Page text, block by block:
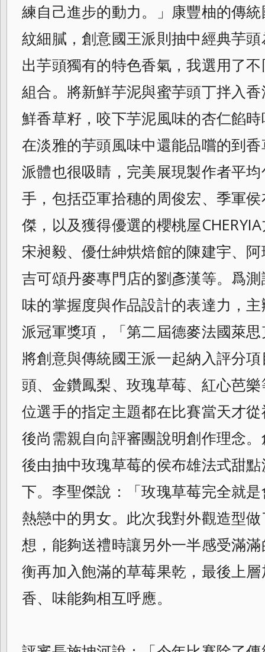
練自己進步的動力。
」康豐柚的傳
紋細膩，創意國王派則抽中經典芋
出芋頭獨有的特色香氣，我選用了
組合。 將新鮮芋泥與蜜芋頭丁拌入
鮮香草籽， 咬下芋泥風味的杏仁餡
在淡雅的芋頭風味中還能品嚐的到
派體也很吸睛，完美展現製作者平
手，包括亞軍拾穗的周俊宏、 季軍
傑， 以及獲得優選的櫻桃屋
宋昶毅、優仕紳烘焙館的陳建宇、
吉可頌丹麥專門店的劉彥漢等。 爲
味的掌握度與作品設計的表達力，
派冠軍獎項，「第二屆德麥法國萊
將創意與傳統國王派一起納入評分
頭、金鑽鳳梨、玫瑰草莓、 紅心芭
位選手的指定主題都在比賽當天才
後尚需親自向評審團說明創作理念
後由抽中玫瑰草莓的侯布雄法式甜
下。 李聖傑說：「玫瑰草莓完全就
熱戀中的男女。此次我對外觀造型
想，能夠送禮時讓另外一半感受滿
衡再加入飽滿的草莓果乾， 最後上
香、味能夠相互呼應。